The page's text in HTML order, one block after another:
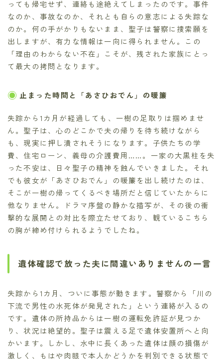
っても帰宅せず、連絡も途絶えてしまったのです。事件
なのか、事故なのか、それとも自らの意志による失踪な
のか。何の手がかりもないまま、聖子は警察に捜索願を
出しますが、有力な情報は一向に得られません。この
「理由のわからない不在」こそが、残された家族にとっ
て最大の拷問となります。
止まった時間と「あさひおでん」の暖簾
失踪から1カ月が経過しても、一樹の足取りは掴めませ
ん。聖子は、心のどこかで夫の帰りを待ち続けながら
も、現実に押し潰されそうになります。子供たちの学
費、住宅ローン、義母の介護費用……。一家の大黒柱を失
った不安は、日々聖子の精神を蝕んでいきました。それ
でも彼女が「あさひおでん」の暖簾を出し続けたのは、
そこが一樹の帰ってくるべき場所だと信じていたからに
他なりません。ドラマ序盤の静かな描写が、その後の衝
撃的な展開との対比を際立たせており、観ているこちら
の胸が締め付けられるようでしたね。
遺体確認で放った夫に間違いありませんの一言
失踪から1カ月、ついに事態が動きます。警察から「川の
下流で男性の水死体が発見された」という連絡が入るの
です。遺体の所持品からは一樹の運転免許証が見つか
り、状況は絶望的。聖子は震える足で遺体安置所へと向
かいます。しかし、水中に長くあった遺体は顔の損傷が
激しく、もはや肉眼で本人かどうかを判別できる状態で